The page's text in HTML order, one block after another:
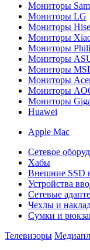
Мониторы
Мониторы LG
Мониторы
Мониторы
Мониторы
Мониторы
Мониторы MSI
Мониторы
Мониторы
Мониторы
Huawei
Apple Mac
Сетевое
Хабы
Внешние SSD
Устройства
Сетевые
Чехлы и
Сумки и
Телевизоры